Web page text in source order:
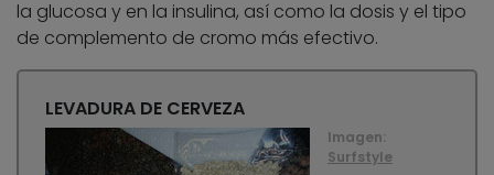
la glucosa y en la insulina, así como la dosis y el tipo
de complemento de cromo más efectivo.
LEVADURA DE CERVEZA
Imagen:
Surfstyle